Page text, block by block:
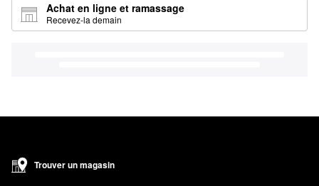
Achat en ligne et ramassage
Recevez-la demain
Trouver un magasin